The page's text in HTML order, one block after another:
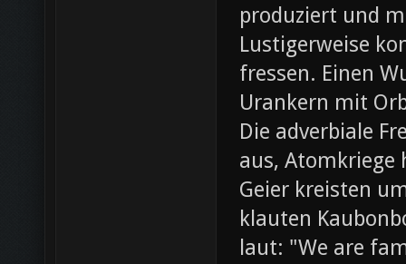
produziert und
Lustigerweise
fressen. Einen
Urankern mit
Die adverbiale
aus,
Geier kreisten
klauten
laut: "We are